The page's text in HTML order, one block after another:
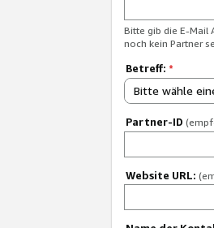
Bitte gib die E-Mail
noch kein Partner
Betreff: *
Bitte wähle
Partner-ID
Website URL: